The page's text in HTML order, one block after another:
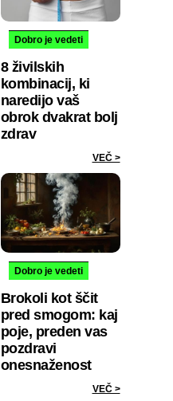
Dobro je vedeti
8 živilskih
kombinacij, ki
naredijo vaš
obrok dvakrat bolj
zdrav
VEČ >
Dobro je vedeti
Brokoli kot ščit
pred smogom: kaj
poje, preden vas
pozdravi
onesnaženost
VEČ >